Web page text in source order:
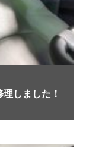
しました！